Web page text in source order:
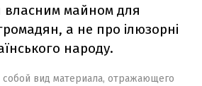
власним майном для
а не про ілюзорні
народу.
собой вид материала, отражающего